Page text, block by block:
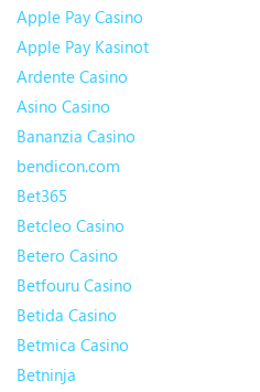
Apple Pay Casino
Apple Pay Kasinot
Ardente Casino
Asino Casino
Bananzia Casino
bendicon.com
Bet365
Betcleo Casino
Betero Casino
Betfouru Casino
Betida Casino
Betmica Casino
Betninja